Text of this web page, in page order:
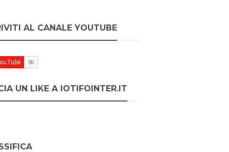
AL CANALE YOUTUBE
UN LIKE A IOTIFOINTER.IT